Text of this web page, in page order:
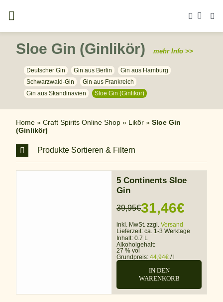
Inhalt
springen
Sloe Gin (Ginlikör) mehr Info >>
Deutscher Gin Gin aus Berlin
Gin aus Hamburg
Schwarzwald-Gin
Gin aus Frankreich
Gin aus Skandinavien
Sloe Gin (Ginlikör)
Home» Craft Spirits Online Shop» Likör» Sloe Gin
(Ginlikör)
Produkte Sortieren & Filtern
5 Continents Sloe
Gin
39,95€
Ursprünglicher
Preis
war:
39,95€
31,46€
Aktueller
Preis
ist:
31,46€.
inkl. MwSt. zzgl. Versand
Lieferzeit: ca. 1-3 Werktage
Inhalt: 0.7 L
Alkoholgehalt:
27 % vol
Grundpreis: 44,94€ /
IN DEN
WARENKORB